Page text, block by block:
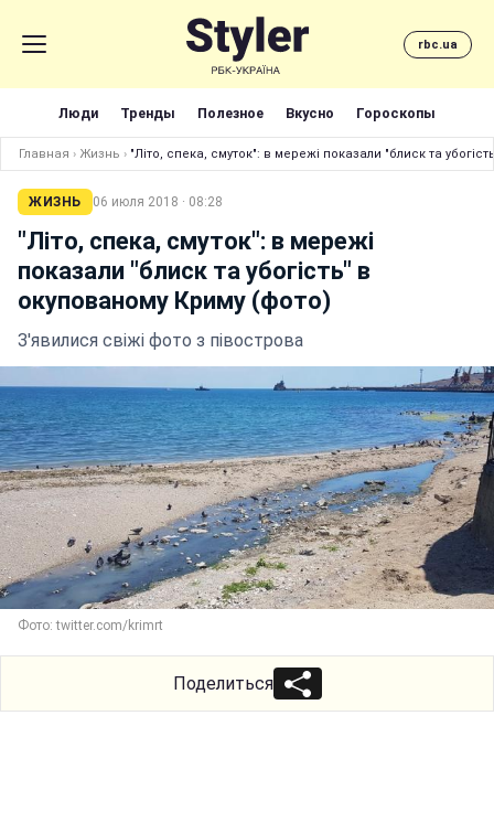
rbc.ua
Люди Тренды Полезное Вкусно Гороскопы
Главная › Жизнь › "Літо, спека, смуток": в мережі показали "блиск та
ЖИЗНЬ 06 июля 2018 · 08:28
"Літо, спека, смуток": в мережі
показали "блиск та убогість" в
окупованому Криму (фото)
З'явилися свіжі фото з півострова
Фото: twitter.com/krimrt
Поделиться